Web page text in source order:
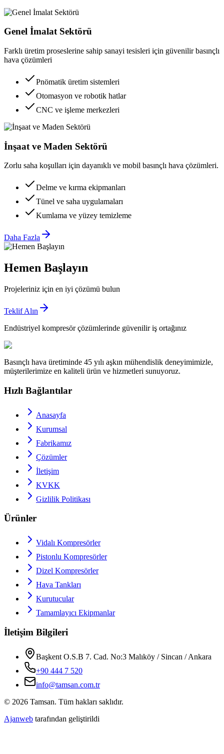
Genel İmalat Sektörü
Farklı üretim proseslerine sahip sanayi tesisleri için güvenilir basınçlı
hava çözümleri
Pnömatik üretim sistemleri
Otomasyon ve robotik hatlar
CNC ve işleme merkezleri
İnşaat ve Maden Sektörü
Zorlu saha koşulları için dayanıklı ve mobil basınçlı hava çözümleri.
Delme ve kırma ekipmanları
Tünel ve saha uygulamaları
Kumlama ve yüzey temizleme
Daha Fazla
Hemen Başlayın
Projeleriniz için en iyi çözümü bulun
Teklif Alın
Endüstriyel kompresör çözümlerinde güvenilir iş ortağınız
Basınçlı hava üretiminde 45 yılı aşkın mühendislik deneyimimizle,
müşterilerimize en kaliteli ürün ve hizmetleri sunuyoruz.
Hızlı Bağlantılar
Anasayfa
Kurumsal
Fabrikamız
Çözümler
İletişim
KVKK
Gizlilik Politikası
Ürünler
Vidalı Kompresörler
Pistonlu Kompresörler
Dizel Kompresörler
Hava Tankları
Kurutucular
Tamamlayıcı Ekipmanlar
İletişim Bilgileri
Başkent O.S.B 7. Cad. No:3 Malıköy / Sincan / Ankara
+90 444 7 520
info@tamsan.com.tr
© 2026 Tamsan. Tüm hakları saklıdır.
Ajanweb tarafından geliştirildi